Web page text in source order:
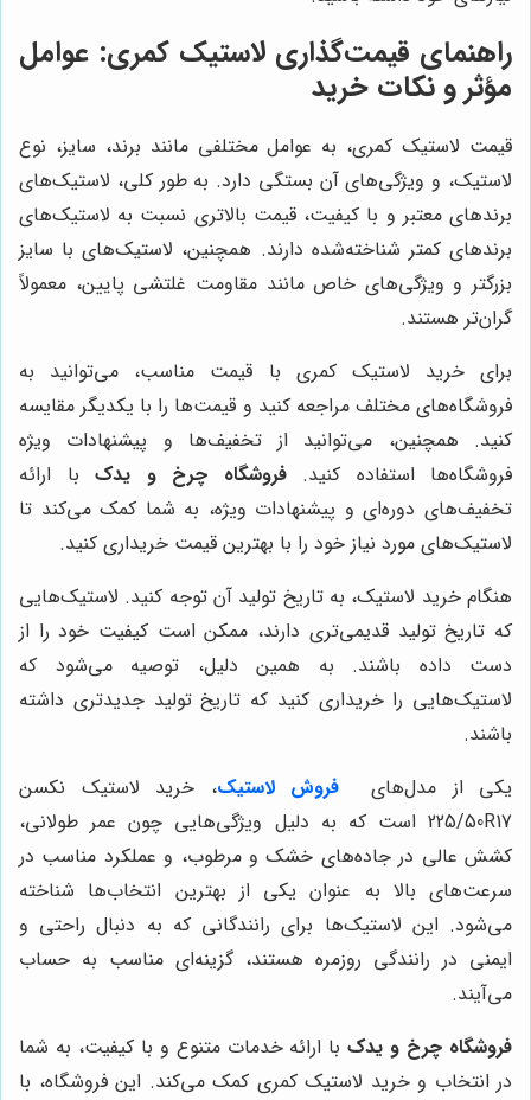
راهنمای قیمت‌گذاری لاستیک کمری: عوامل
مؤثر و نکات خرید
قیمت لاستیک کمری، به عوامل مختلفی مانند برند، سایز، نوع
لاستیک، و ویژگی‌های آن بستگی دارد. به طور کلی، لاستیک‌های
برندهای معتبر و با کیفیت، قیمت بالاتری نسبت به لاستیک‌های
برندهای کمتر شناخته‌شده دارند. همچنین، لاستیک‌های با سایز
بزرگتر و ویژگی‌های خاص مانند مقاومت غلتشی پایین، معمولاً
گران‌تر هستند.
برای خرید لاستیک کمری با قیمت مناسب، می‌توانید به
فروشگاه‌های مختلف مراجعه کنید و قیمت‌ها را با یکدیگر مقایسه
کنید. همچنین، می‌توانید از تخفیف‌ها و پیشنهادات ویژه
فروشگاه‌ها استفاده کنید.فروشگاه چرخ و یدک با ارائه
تخفیف‌های دوره‌ای و پیشنهادات ویژه، به شما کمک می‌کند تا
لاستیک‌های مورد نیاز خود را با بهترین قیمت خریداری کنید.
هنگام خرید لاستیک، به تاریخ تولید آن توجه کنید. لاستیک‌هایی
که تاریخ تولید قدیمی‌تری دارند، ممکن است کیفیت خود را از
دست داده باشند. به همین دلیل، توصیه می‌شود که
لاستیک‌هایی را خریداری کنید که تاریخ تولید جدیدتری داشته
باشند.
یکی از مدل‌های
فروش لاستیک، خرید لاستیک نکسن
225/50R17 است که به دلیل ویژگی‌هایی چون عمر طولانی،
کشش عالی در جاده‌های خشک و مرطوب، و عملکرد مناسب در
سرعت‌های بالا به عنوان یکی از بهترین انتخاب‌ها شناخته
می‌شود. این لاستیک‌ها برای رانندگانی که به دنبال راحتی و
ایمنی در رانندگی روزمره هستند، گزینه‌ای مناسب به حساب
می‌آیند.
فروشگاه چرخ و یدکبا ارائه خدمات متنوع و با کیفیت، به شما
در انتخاب و خرید لاستیک کمری کمک می‌کند. این فروشگاه، با